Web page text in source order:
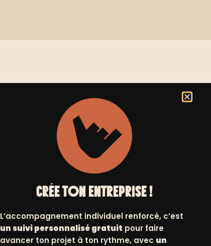
CRÉE TON ENTREPRISE !
L’accompagnement individuel renforcé, c’est
un suivi personnalisé gratuit pour faire
avancer ton projet à ton rythme, avec un